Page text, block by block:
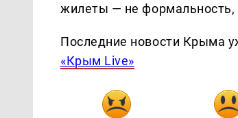
жилеты — не
Последние новости Крыма
«Крым Live»